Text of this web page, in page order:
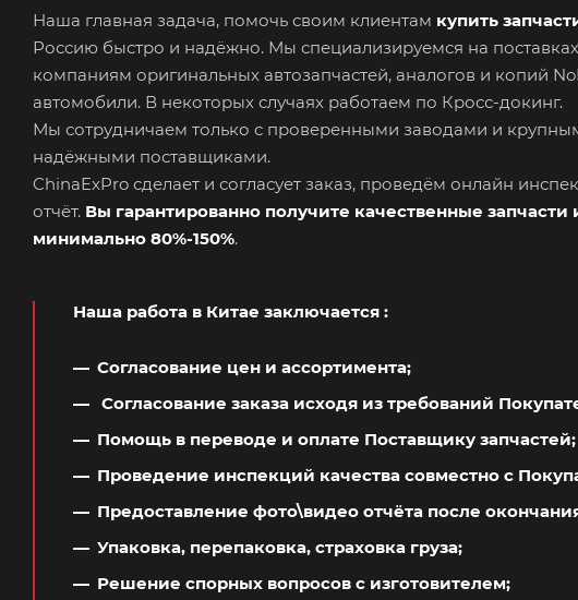
Наша главная задача, помочь своим клиентам купить
Россию быстро и надёжно. Мы специализируемся на
компаниям оригинальных автозапчастей, аналогов и копий
автомобили. В некоторых случаях работаем по Кросс-докинг.
Мы сотрудничаем только с проверенными заводами и
надёжными поставщиками.
ChinaExPro сделает и согласует заказ, проведём онлайн
отчёт. Вы гарантированно получите качественные
минимально 80%-150%.
Наша работа в Китае заключается :
Согласование цен и ассортимента;
Согласование заказа исходя из требований
Помощь в переводе и оплате Поставщику запчастей;
Проведение инспекций качества совместно с
Предоставление фото\видео отчёта после
Упаковка, перепаковка, страховка груза;
Решение спорных вопросов с изготовителем;